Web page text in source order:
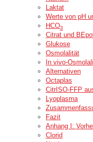
Laktat
Werte von pH
HCO3
Citrat und
Glukose
Osmolalität
In vivo-
Alternativen
Octaplas
CitrISO-FFP
Lyoplasma
Fazit
Anhang I:
Clorid